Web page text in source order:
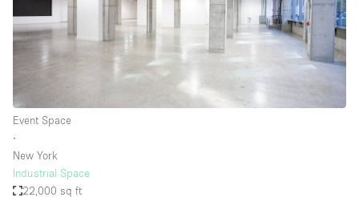
Event Space
∙
New York
Industrial Space
22,000 sq ft